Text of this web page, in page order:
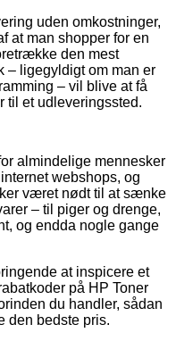
uden omkostninger,
at man shopper for en
den mest
– ligegyldigt om man er
– vil blive at få
til et udleveringssted.
almindelige mennesker
webshops, og
været nødt til at sænke
– til piger og drenge,
og endda nogle gange
at inspicere et
på HP Toner
du handler, sådan
den bedste pris.